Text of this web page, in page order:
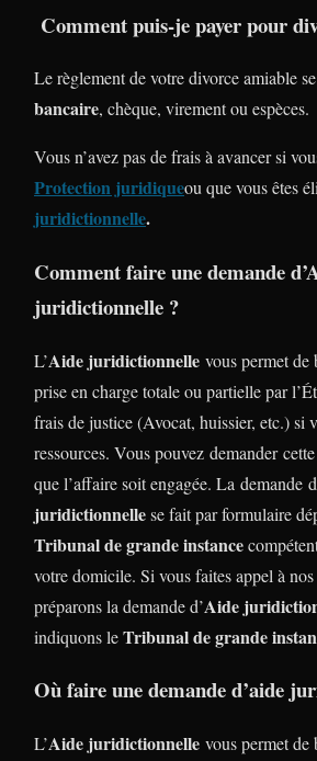
Comment puis-je payer pour
Le règlement de votre divorce amiable
bancaire, chèque, virement ou espèces.
Vous n’avez pas de frais à avancer si
Protection juridiqueou que vous êtes
juridictionnelle.
Comment faire une demande
juridictionnelle ?
L’Aide juridictionnelle vous permet de
prise en charge totale ou partielle par
frais de justice (Avocat, huissier, etc.) si
ressources. Vous pouvez demander
que l’affaire soit engagée. La demande
juridictionnellese fait par formulaire
Tribunal de grande instance
votre domicile. Si vous faites appel à
préparons la demande d’Aide
indiquons leTribunal de grande
Où faire une demande d’aide
L’Aide juridictionnelle vous permet de